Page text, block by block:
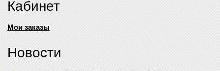
Кабинет
Мои заказы
Новости